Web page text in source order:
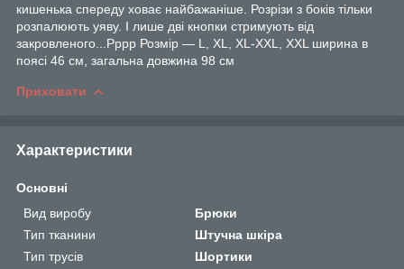
кишенька спереду ховає найбажаніше. Розрізи з боків тільки
розпалюють уяву. І лише дві кнопки стримують від
закровленого...Рррр Розмір — L, XL, XL-XXL, XXL ширина в
поясі 46 см, загальна довжина 98 см
Приховати
Характеристики
Основні
Вид виробу
Брюки
Тип тканини
Штучна шкіра
Тип трусів
Шортики